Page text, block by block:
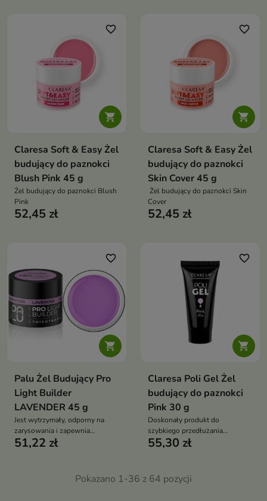

favorite_border
Claresa Soft & Easy Żel
budujący do paznokci
Blush Pink 45 g
Żel budujący do paznokci Blush
Pink
52,45 zł

favorite_border
Claresa Soft & Easy Żel
budujący do paznokci
Skin Cover 45 g
Żel budujący do paznokci Skin
Cover
52,45 zł

favorite_border
Palu Żel Budujący Pro
Light Builder
LAVENDER 45 g
Jest wytrzymały, odporny na
zarysowania i zapewnia
długotrwały, intensywny połysk
51,22 zł

favorite_border
Claresa Poli Gel Żel
budujący do paznokci
Pink 30 g
Doskonały produkt do
szybkiego przedłużania
paznokci
55,30 zł
Pokazano 1-36 z 64 pozycji